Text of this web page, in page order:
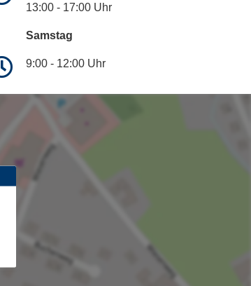
13:00 - 17:00 Uhr
Samstag
9:00 - 12:00 Uhr